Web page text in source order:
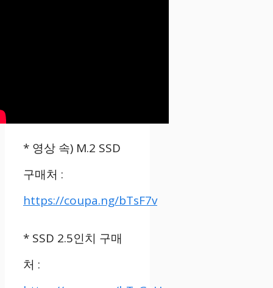
* 영상 속) M.2 SSD
구매처 :
https://coupa.ng/bTsF7v
* SSD 2.5인치 구매
처 :